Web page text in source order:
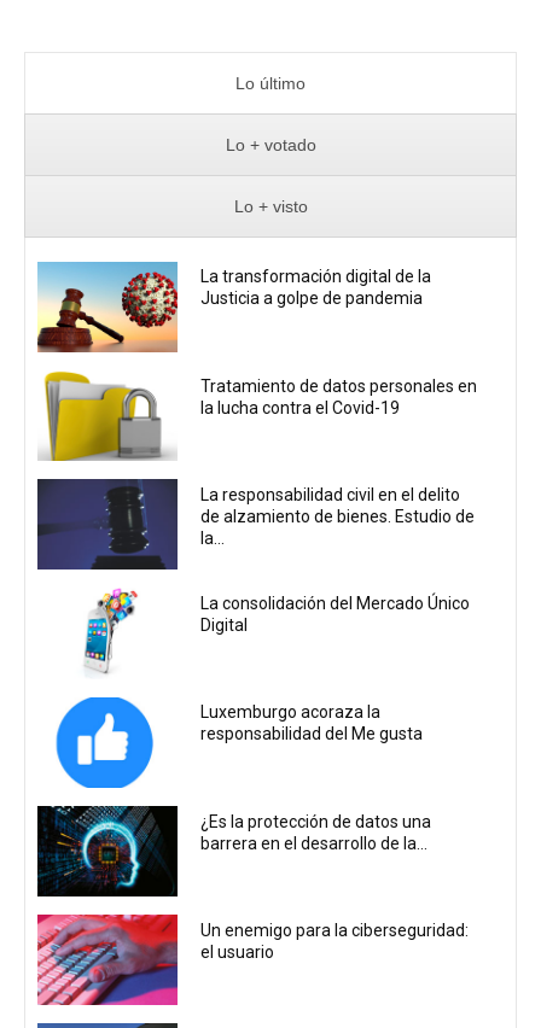
Lo último
Lo + votado
Lo + visto
La transformación digital de la
Justicia a golpe de pandemia
Tratamiento de datos personales en
la lucha contra el Covid-19
La responsabilidad civil en el delito
de alzamiento de bienes. Estudio de
la...
La consolidación del Mercado Único
Digital
Luxemburgo acoraza la
responsabilidad del Me gusta
¿Es la protección de datos una
barrera en el desarrollo de la...
Un enemigo para la ciberseguridad:
el usuario